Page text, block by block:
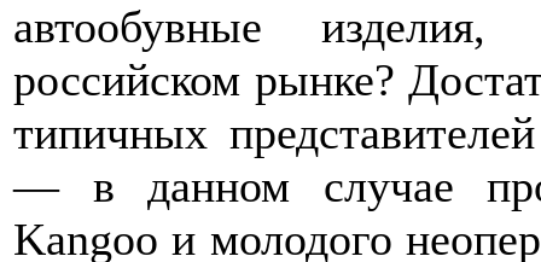
автообувные изделия,
российском рынке?
типичных
— в данном случае
Kangoo и молодого